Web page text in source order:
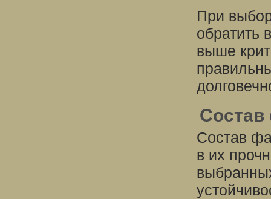
При
обратить
выше
Состав
в их